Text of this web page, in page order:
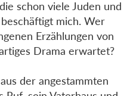
schon viele Juden und
mich. Wer
Erzählungen von
Drama erwartet?
der angestammten